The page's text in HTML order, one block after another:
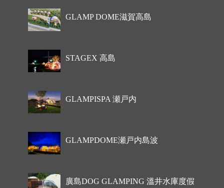
GLAMP DOME滋賀高島
STAGEX 高島
GLAMPISPA 瀬戸内
GLAMPDOME瀬戸内島波
廣島DOG GLAMPING 溫井水庫度假